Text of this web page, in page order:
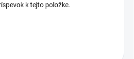
k tejto položke.